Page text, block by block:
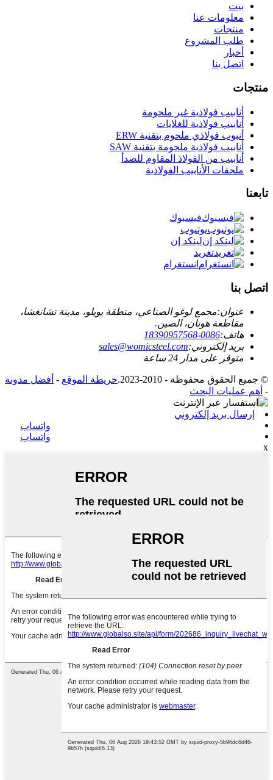
بيت
معلومات عنا
منتجات
طلب المشروع
أخبار
اتصل بنا
منتجات
أنابيب فولاذية غير ملحومة
أنابيب فولاذية للغلايات
أنبوب فولاذي ملحوم بتقنية ERW
أنابيب فولاذية ملحومة بتقنية SAW
أنابيب من الفولاذ المقاوم للصدأ
ملحقات الأنابيب الفولاذية
تابعنا
فيسبوك
يوتيوب
لينكد إن
تغريد
انستغرام
اتصل بنا
عنوان:مجمع لوغو الصناعي، منطقة يويلو، مدينة تشانغشا،
مقاطعة هونان، الصين.
هاتف:0086-18390957568
بريد إلكتروني:sales@womicsteel.com
متوفر على مدار 24 ساعة
© جميع الحقوق محفوظة - 2010-2023. خريطة الموقع - أفضل مدونة
- أهم عمليات البحث
إرسال بريد إلكتروني
واتساب
واتساب
x